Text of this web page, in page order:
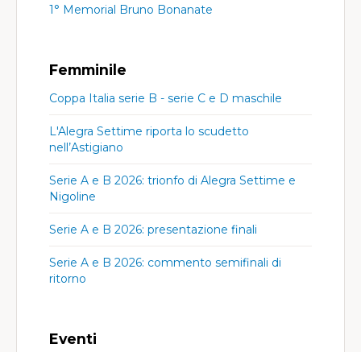
1° Memorial Bruno Bonanate
Femminile
Coppa Italia serie B - serie C e D maschile
L'Alegra Settime riporta lo scudetto
nell’Astigiano
Serie A e B 2026: trionfo di Alegra Settime e
Nigoline
Serie A e B 2026: presentazione finali
Serie A e B 2026: commento semifinali di
ritorno
Eventi